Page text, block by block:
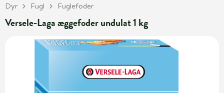
Dyr Fugl Fuglefoder
Versele-Laga æggefoder undulat 1 kg